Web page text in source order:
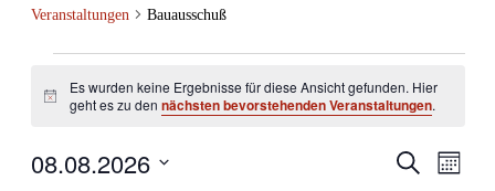
Veranstaltungen Bauausschuß
Hinweis
Es wurden keine Ergebnisse für diese Ansicht gefunden. Hier
geht es zu den nächsten bevorstehenden Veranstaltungen.
Suche
Monat
08.08.2026